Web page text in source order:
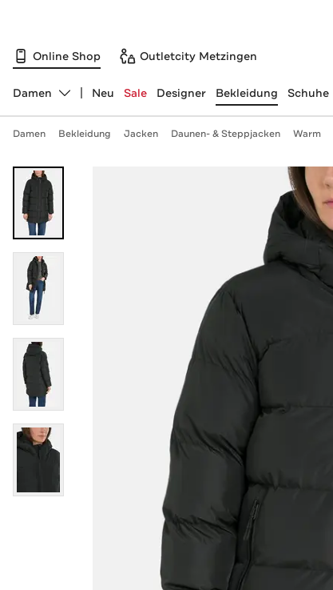
Online Shop Outletcity Metzingen
Abteilung ändern, ausgewählt:
Damen Neu Sale Designer Bekleidung Schuhe
Damen Bekleidung Jacken Daunen- & Steppjacken Warm